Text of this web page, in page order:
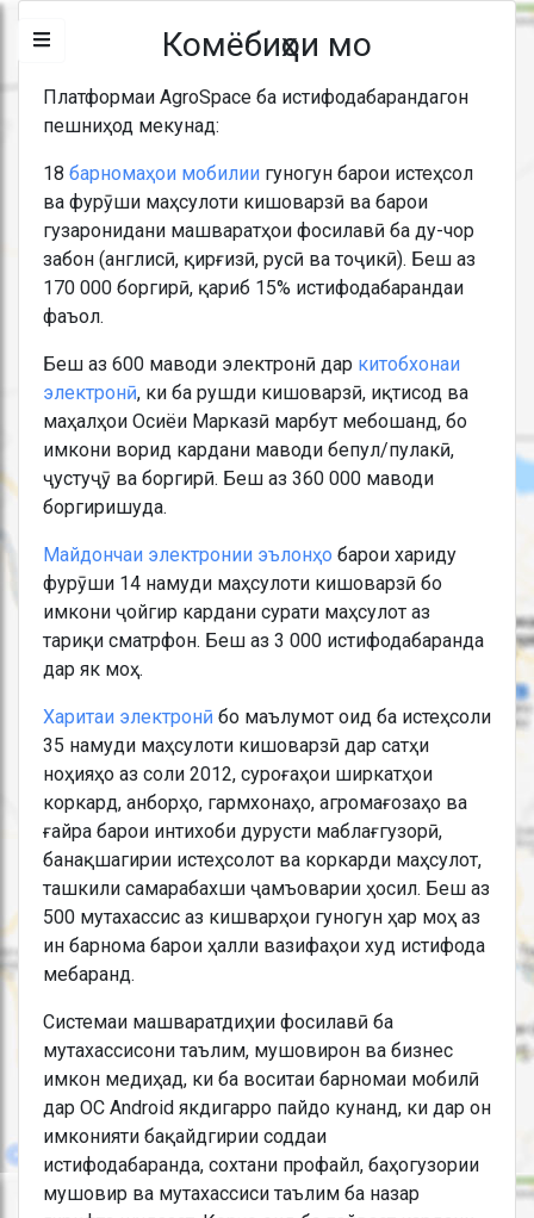
Комёбиҳои мо
Платформаи AgroSpace ба истифодабарандагон
пешниҳод мекунад:
18 барномаҳои мобилии гуногун барои истеҳсол
ва фурӯши маҳсулоти кишоварзӣ ва барои
гузаронидани машваратҳои фосилавӣ ба ду-чор
забон (англисӣ, қирғизӣ, русӣ ва тоҷикӣ). Беш аз
170 000 боргирӣ, қариб 15% истифодабарандаи
фаъол.
Беш аз 600 маводи электронӣ дар китобхонаи
электронӣ, ки ба рушди кишоварзӣ, иқтисод ва
маҳалҳои Осиёи Марказӣ марбут мебошанд, бо
имкони ворид кардани маводи бепул/пулакӣ,
ҷустуҷӯ ва боргирӣ. Беш аз 360 000 маводи
боргиришуда.
Майдончаи электронии эълонҳо барои хариду
фурӯши 14 намуди маҳсулоти кишоварзӣ бо
имкони ҷойгир кардани сурати маҳсулот аз
тариқи сматрфон. Беш аз 3 000 истифодабаранда
дар як моҳ.
Харитаи электронӣ бо маълумот оид ба истеҳсоли
35 намуди маҳсулоти кишоварзӣ дар сатҳи
ноҳияҳо аз соли 2012, суроғаҳои ширкатҳои
коркард, анборҳо, гармхонаҳо, агромағозаҳо ва
ғайра барои интихоби дурусти маблағгузорӣ,
банақшагирии истеҳсолот ва коркарди маҳсулот,
ташкили самарабахши ҷамъоварии ҳосил. Беш аз
500 мутахассис аз кишварҳои гуногун ҳар моҳ аз
ин барнома барои ҳалли вазифаҳои худ истифода
мебаранд.
Системаи машваратдиҳии фосилавӣ ба
мутахассисони таълим, мушовирон ва бизнес
имкон медиҳад, ки ба воситаи барномаи мобилӣ
дар ОС Android якдигарро пайдо кунанд, ки дар он
имконияти бақайдгирии соддаи
истифодабаранда, сохтани профайл, баҳогузории
мушовир ва мутахассиси таълим ба назар